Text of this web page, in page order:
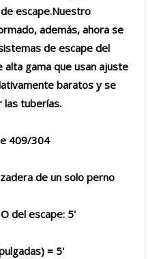
escape.Nuestro
además, ahora se
de escape del
gama que usan ajuste
baratos y se
las tuberías.
409/304
de un solo perno
del escape: 5'
= ​​5'